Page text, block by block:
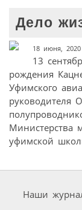
Дело
18 июня, 2020
13
рождения
Уфимского
руководителя
Министерства
уфимской
Наши